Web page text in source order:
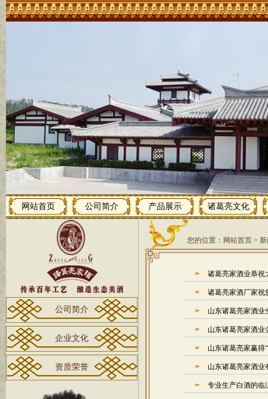
网站首页 公司简介 产品展示 诸葛亮文化
您的位置： 网站首页 >
诸葛亮家酒业恭祝
诸葛亮家酒厂家祝
山东诸葛亮家酒业
山东诸葛亮家酒业
山东诸葛亮家赢得
山东诸葛亮家酒业
专业生产白酒的临
公司简介
企业文化
资质荣誉